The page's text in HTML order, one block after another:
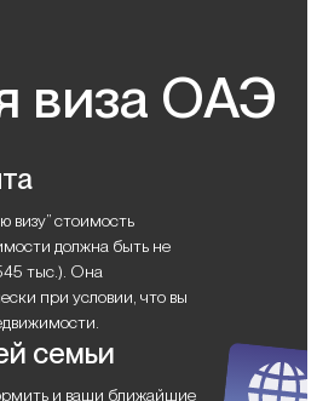
виза ОАЭ
визу” стоимость
должна быть не
тыс.). Она
при условии, что вы
семьи
и ваши ближайшие